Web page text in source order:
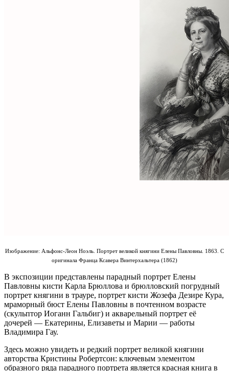
Изображение: Альфонс-Леон Ноэль. Портрет великой княгини Елены Павловны. 1863. С
оригинала Франца Ксавера Винтерхальтера (1862)
В экспозиции представлены парадный портрет Елены
Павловны кисти Карла Брюллова и брюлловский погрудный
портрет княгини в трауре, портрет кисти Жозефа Дезире Кура,
мраморный бюст Елены Павловны в почтенном возрасте
(скульптор Иоганн Гальбиг) и акварельный портрет её
дочерей — Екатерины, Елизаветы и Марии — работы
Владимира Гау.
Здесь можно увидеть и редкий портрет великой княгини
авторства Кристины Робертсон: ключевым элементом
образного ряда парадного портрета является красная книга в